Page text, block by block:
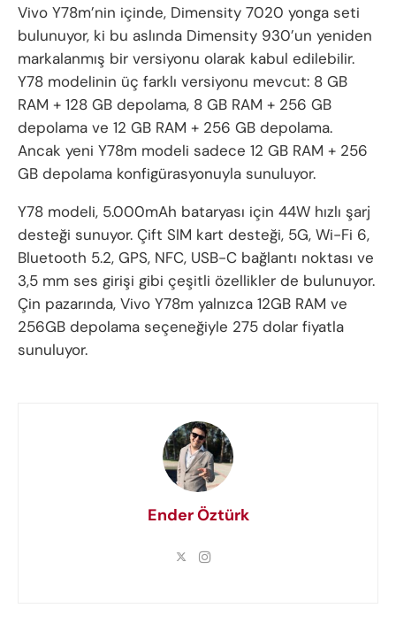
Vivo Y78m’nin içinde, Dimensity 7020 yonga seti
bulunuyor, ki bu aslında Dimensity 930’un yeniden
markalanmış bir versiyonu olarak kabul edilebilir.
Y78 modelinin üç farklı versiyonu mevcut: 8 GB
RAM + 128 GB depolama, 8 GB RAM + 256 GB
depolama ve 12 GB RAM + 256 GB depolama.
Ancak yeni Y78m modeli sadece 12 GB RAM + 256
GB depolama konfigürasyonuyla sunuluyor.
Y78 modeli, 5.000mAh bataryası için 44W hızlı şarj
desteği sunuyor. Çift SIM kart desteği, 5G, Wi-Fi 6,
Bluetooth 5.2, GPS, NFC, USB-C bağlantı noktası ve
3,5 mm ses girişi gibi çeşitli özellikler de bulunuyor.
Çin pazarında, Vivo Y78m yalnızca 12GB RAM ve
256GB depolama seçeneğiyle 275 dolar fiyatla
sunuluyor.
Ender Öztürk